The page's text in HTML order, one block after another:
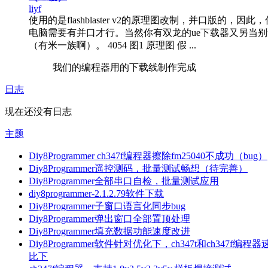
liyf
使用的是flashblaster v2的原理图改制，并口版的，因此，
电脑需要有并口才行。当然你有双龙的ue下载器又另当
（有米一族啊）。 4054 图1 原理图 假 ...
我们的编程器用的下载线制作完成
日志
现在还没有日志
主题
Diy8Programmer ch347f编程器擦除fm25040不成功（bug）
Diy8Programmer遥控测码，批量测试畅想（待完善）
Diy8Programmer全部串口自检，批量测试应用
diy8programmer-2.1.2.79软件下载
Diy8Programmer子窗口语言化同步bug
Diy8Programmer弹出窗口全部置顶处理
Diy8Programmer填充数据功能速度改进
Diy8Programmer软件针对优化下，ch347t和ch347f编程器
比下